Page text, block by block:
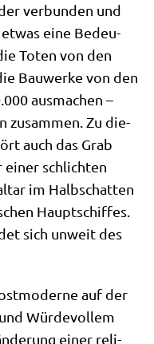
ver­bun­den und
etwas eine Bedeu­
Toten von den
Bau­wer­ke von den
aus­ma­chen –
zusam­men. Zu die­
auch das Grab
einer schlich­ten
im Halb­schat­ten
Haupt­schif­fes.
sich unweit des
auf der
Wür­de­vol­lem
einer reli­